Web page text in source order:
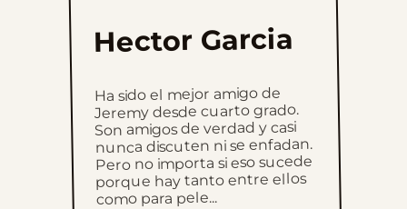
Hector Garcia
Ha sido el mejor amigo de
Jeremy desde cuarto grado.
Son amigos de verdad y casi
nunca discuten ni se enfadan.
Pero no importa si eso sucede
porque hay tanto entre ellos
como para pele...